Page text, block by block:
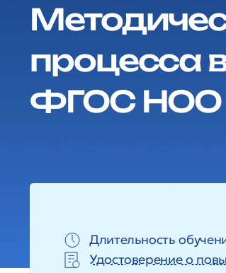
процесса
ФГОС НОО
Длительность
Удостоверение о